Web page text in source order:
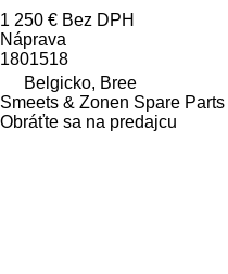
1 250 € Bez DPH
Náprava
1801518
Belgicko, Bree
Smeets & Zonen Spare Parts
Obráťte sa na predajcu